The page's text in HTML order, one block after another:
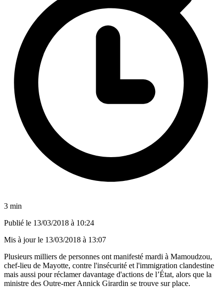
3 min
Publié le 13/03/2018 à 10:24
Mis à jour le 13/03/2018 à 13:07
Plusieurs milliers de personnes ont manifesté mardi à Mamoudzou,
chef-lieu de Mayotte, contre l'insécurité et l'immigration clandestine
mais aussi pour réclamer davantage d'actions de l’État, alors que la
ministre des Outre-mer Annick Girardin se trouve sur place.